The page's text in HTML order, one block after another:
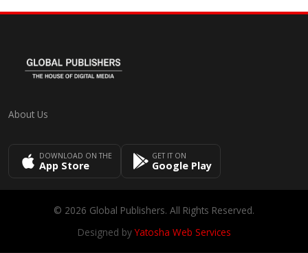
About Us
DOWNLOAD ON THE
App Store
GET IT ON
Google Play
© 2026 Global Publishers. All Rights Reserved.
Designed byYatosha Web Services